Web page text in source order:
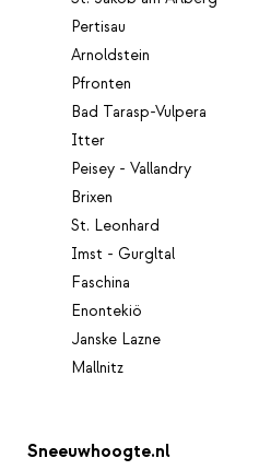
Pertisau
Arnoldstein
Pfronten
Bad Tarasp-Vulpera
Itter
Peisey - Vallandry
Brixen
St. Leonhard
Imst - Gurgltal
Faschina
Enontekiö
Janske Lazne
Mallnitz
Sneeuwhoogte.nl